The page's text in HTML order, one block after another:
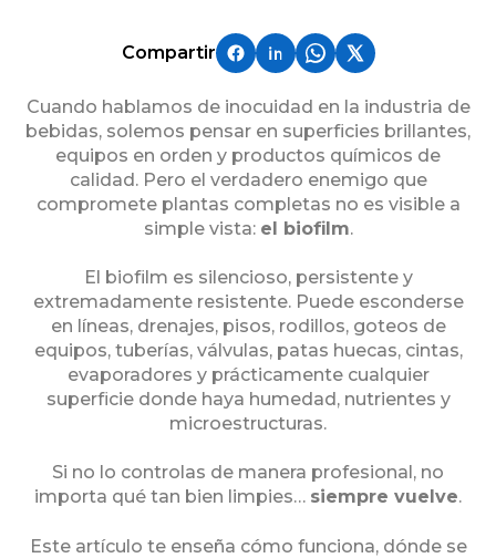
Compartir
Cuando hablamos de inocuidad en la industria de
bebidas, solemos pensar en superficies brillantes,
equipos en orden y productos químicos de
calidad. Pero el verdadero enemigo que
compromete plantas completas no es visible a
simple vista: el biofilm.
El biofilm es silencioso, persistente y
extremadamente resistente. Puede esconderse
en líneas, drenajes, pisos, rodillos, goteos de
equipos, tuberías, válvulas, patas huecas, cintas,
evaporadores y prácticamente cualquier
superficie donde haya humedad, nutrientes y
microestructuras.
Si no lo controlas de manera profesional, no
importa qué tan bien limpies… siempre vuelve.
Este artículo te enseña cómo funciona, dónde se